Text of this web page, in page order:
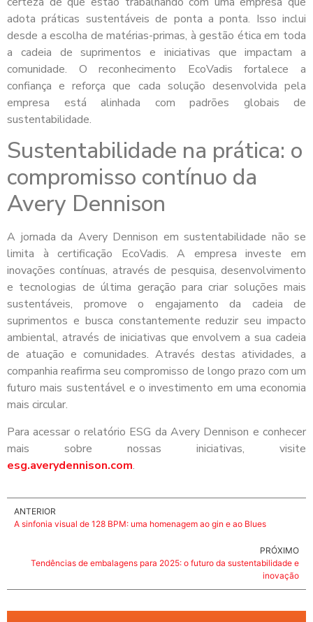
adota práticas sustentáveis de ponta a ponta. Isso inclui
desde a escolha de matérias-primas, à gestão ética em toda
a cadeia de suprimentos e iniciativas que impactam a
comunidade. O reconhecimento EcoVadis fortalece a
confiança e reforça que cada solução desenvolvida pela
empresa está alinhada com padrões globais de
sustentabilidade.
Sustentabilidade na prática: o
compromisso contínuo da
Avery Dennison
A jornada da Avery Dennison em sustentabilidade não se
limita à certificação EcoVadis. A empresa investe em
inovações contínuas, através de pesquisa, desenvolvimento
e tecnologias de última geração para criar soluções mais
sustentáveis, promove o engajamento da cadeia de
suprimentos e busca constantemente reduzir seu impacto
ambiental, através de iniciativas que envolvem a sua cadeia
de atuação e comunidades. Através destas atividades, a
companhia reafirma seu compromisso de longo prazo com um
futuro mais sustentável e o investimento em uma economia
mais circular.
Para acessar o relatório ESG da Avery Dennison e conhecer
mais sobre nossas iniciativas, visite
esg.averydennison.com.
ANTERIOR
A sinfonia visual de 128 BPM: uma homenagem ao gin e ao Blues
PRÓXIMO
Tendências de embalagens para 2025: o futuro da sustentabilidade e
inovação